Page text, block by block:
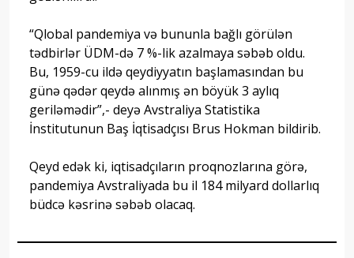
“Qlobal pandemiya və bununla bağlı görülən
tədbirlər ÜDM-də 7 %-lik azalmaya səbəb oldu.
Bu, 1959-cu ildə qeydiyyatın başlamasından bu
günə qədər qeydə alınmış ən böyük 3 aylıq
geriləmədir”,- deyə Avstraliya Statistika
İnstitutunun Baş İqtisadçısı Brus Hokman bildirib.
Qeyd edək ki, iqtisadçıların proqnozlarına görə,
pandemiya Avstraliyada bu il 184 milyard dollarlıq
büdcə kəsrinə səbəb olacaq.